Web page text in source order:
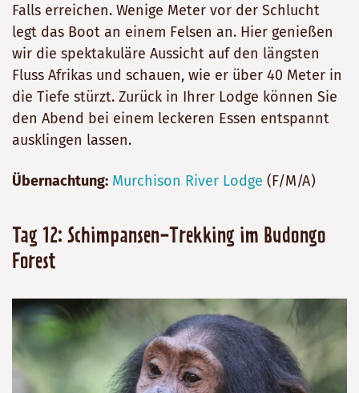
Falls erreichen. Wenige Meter vor der Schlucht
legt das Boot an einem Felsen an. Hier genießen
wir die spektakuläre Aussicht auf den längsten
Fluss Afrikas und schauen, wie er über 40 Meter in
die Tiefe stürzt. Zurück in Ihrer Lodge können Sie
den Abend bei einem leckeren Essen entspannt
ausklingen lassen.
Übernachtung: Murchison River Lodge (F/M/A)
Tag 12: Schimpansen-Trekking im Budongo
Forest